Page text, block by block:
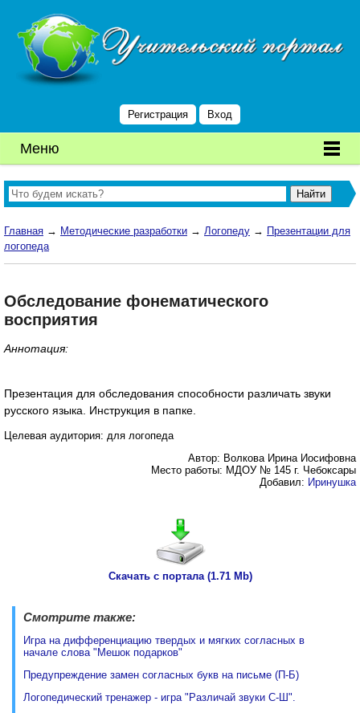
Регистрация Вход
Меню
Главная → Методические разработки → Логопеду → Презентации для
логопеда
Обследование фонематического
восприятия
Аннотация:
Презентация для обследования способности различать звуки
русского языка. Инструкция в папке.
Целевая аудитория: для логопеда
Автор: Волкова Ирина Иосифовна
Место работы: МДОУ № 145 г. Чебоксары
Добавил: Иринушка
Скачать с портала (1.71 Mb)
Смотрите также:
Игра на дифференциацию твердых и мягких согласных в
начале слова "Мешок подарков"
Предупреждение замен согласных букв на письме (П-Б)
Логопедический тренажер - игра "Различай звуки С-Ш".